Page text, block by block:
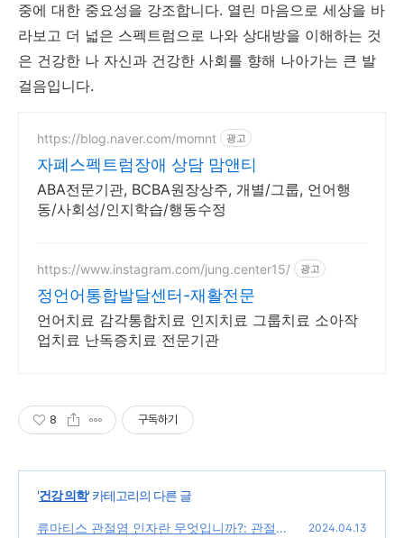
중에 대한 중요성을 강조합니다. 열린 마음으로 세상을 바
라보고 더 넓은 스펙트럼으로 나와 상대방을 이해하는 것
은 건강한 나 자신과 건강한 사회를 향해 나아가는 큰 발
걸음입니다.
https://blog.naver.com/momnt 광고
자폐스펙트럼장애 상담 맘앤티
ABA전문기관, BCBA원장상주, 개별/그룹, 언어행
동/사회성/인지학습/행동수정
https://www.instagram.com/jung.center15/ 광고
정언어통합발달센터-재활전문
언어치료 감각통합치료 인지치료 그룹치료 소아작
업치료 난독증치료 전문기관
8 구독하기
'건강 의학' 카테고리의 다른 글
류마티스 관절염 인자란 무엇입니까?: 관절염
2024.04.13